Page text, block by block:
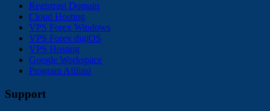
Registrasi Domain
Cloud Hosting
VPS Forex Windows
VPS Forex digiOS
VPS Hosting
Google Workspace
Program Afiliasi
Support